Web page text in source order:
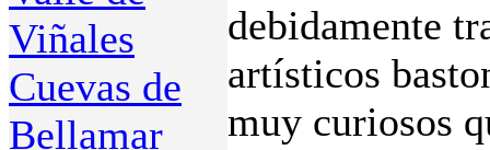
Viñales
Cuevas de
Bellamar
debidamente
artísticos
muy curiosos